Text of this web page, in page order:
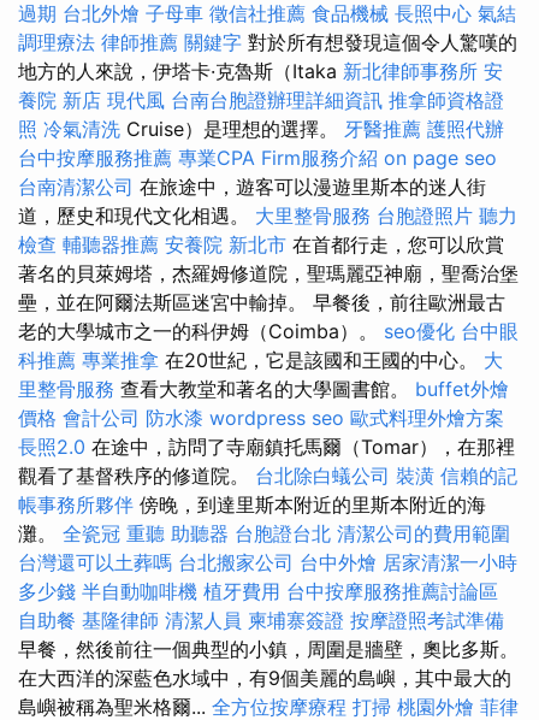
過期 台北外燴 子母車 徵信社推薦 食品機械 長照中心 氣結
調理療法 律師推薦 關鍵字 對於所有想發現這個令人驚嘆的
地方的人來說，伊塔卡·克魯斯（Itaka 新北律師事務所 安
養院 新店 現代風 台南台胞證辦理詳細資訊 推拿師資格證
照 冷氣清洗 Cruise）是理想的選擇。 牙醫推薦 護照代辦
台中按摩服務推薦 專業CPA Firm服務介紹 on page seo
台南清潔公司 在旅途中，遊客可以漫遊里斯本的迷人街
道，歷史和現代文化相遇。 大里整骨服務 台胞證照片 聽力
檢查 輔聽器推薦 安養院 新北市 在首都行走，您可以欣賞
著名的貝萊姆塔，杰羅姆修道院，聖瑪麗亞神廟，聖喬治堡
壘，並在阿爾法斯區迷宮中輸掉。 早餐後，前往歐洲最古
老的大學城市之一的科伊姆（Coimba）。 seo優化 台中眼
科推薦 專業推拿 在20世紀，它是該國和王國的中心。 大
里整骨服務 查看大教堂和著名的大學圖書館。 buffet外燴
價格 會計公司 防水漆 wordpress seo 歐式料理外燴方案
長照2.0 在途中，訪問了寺廟鎮托馬爾（Tomar），在那裡
觀看了基督秩序的修道院。 台北除白蟻公司 裝潢 信賴的記
帳事務所夥伴 傍晚，到達里斯本附近的里斯本附近的海
灘。 全瓷冠 重聽 助聽器 台胞證台北 清潔公司的費用範圍
台灣還可以土葬嗎 台北搬家公司 台中外燴 居家清潔一小時
多少錢 半自動咖啡機 植牙費用 台中按摩服務推薦討論區
自助餐 基隆律師 清潔人員 柬埔寨簽證 按摩證照考試準備
早餐，然後前往一個典型的小鎮，周圍是牆壁，奧比多斯。
在大西洋的深藍色水域中，有9個美麗的島嶼，其中最大的
島嶼被稱為聖米格爾... 全方位按摩療程 打掃 桃園外燴 菲律